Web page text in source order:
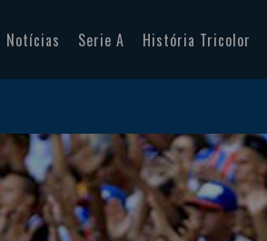
Notícias Serie A História Tricolor